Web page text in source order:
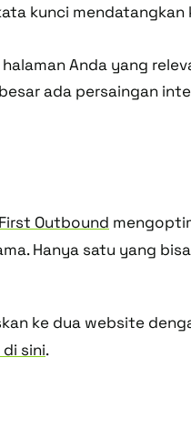
kunci mendatangkan
Anda yang
ada persaingan
First Outbound
Hanya satu yang
ke dua website
sini.